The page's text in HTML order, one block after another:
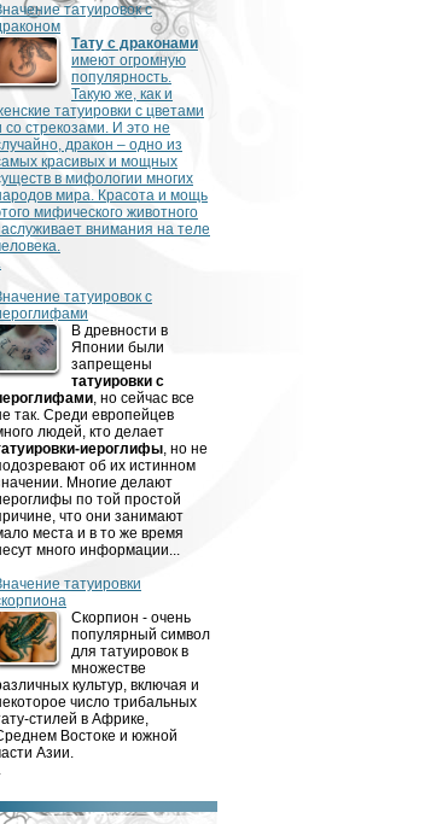
татуировок с
Тату с драконами
имеют огромную
популярность.
Такую же, как и
татуировки с цветами
со стрекозами. И это не
дракон – одно из
красивых и мощных
в мифологии многих
мира. Красота и мощь
мифического животного
внимания на теле
татуировок с
В древности­­­ в
Японии были
запрещены
татуировки с
, но сейчас все
так. Среди европейцев
людей, кто делает
иероглифы, но не
об их истинном
Многие делают
по той простой
что они занимают
места и в то же время
много информации...
татуировки
Скорпион - очень
популярный символ
для татуировок в
множестве
культур, включая и
число трибальных
стилей в Африке,
Востоке и южной
Азии.